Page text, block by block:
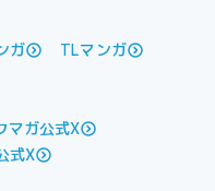
ガ
TLマンガ
マガ公式X
式X